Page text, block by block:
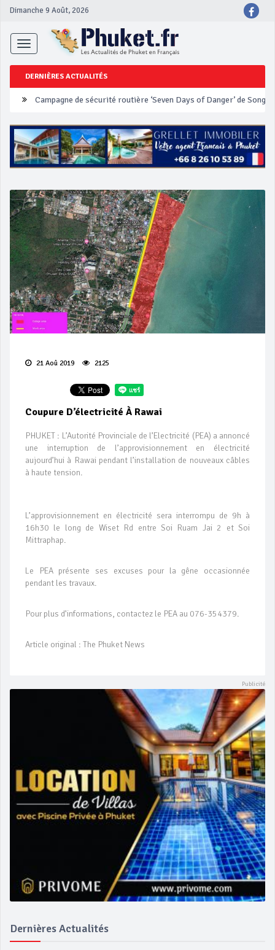
Dimanche 9 Août, 2026
Toggle
navigation
DERNIÈRES ACTUALITÉS
Un touriste français blessé en se faisant arracher son collier en
Phuket Peranakan Festival
‘Phuket Eye’ assurera la sécurité pendant Songkran
Campagne de sécurité routière ‘Seven Days of Danger’ de
21 Aoû 2019 2125
Coupure D’électricité À Rawai
PHUKET : L’Autorité Provinciale de l’Electricité (PEA) a annoncé
une interruption de l’approvisionnement en électricité
aujourd’hui à Rawai pendant l’installation de nouveaux câbles
à haute tension.
L’approvisionnement en électricité sera interrompu de 9h à
16h30 le long de Wiset Rd entre Soi Ruam Jai 2 et Soi
Mittraphap.
Le PEA présente ses excuses pour la gêne occasionnée
pendant les travaux.
Pour plus d’informations, contactez le PEA au 076-354379.
Article original : The Phuket News
Dernières Actualités